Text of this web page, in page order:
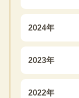
2024年
2023年
2022年